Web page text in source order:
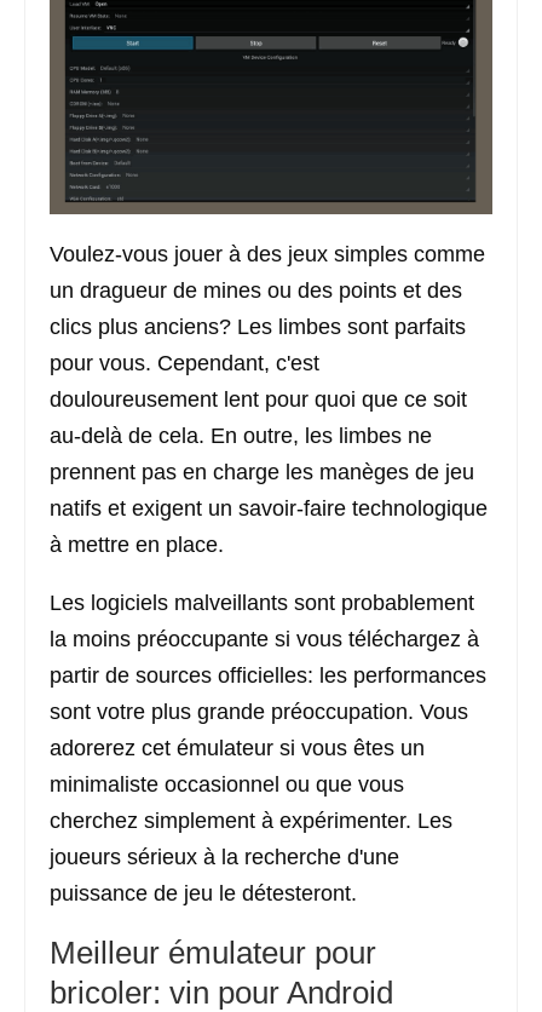
Voulez-vous jouer à des jeux simples comme
un dragueur de mines ou des points et des
clics plus anciens? Les limbes sont parfaits
pour vous. Cependant, c'est
douloureusement lent pour quoi que ce soit
au-delà de cela. En outre, les limbes ne
prennent pas en charge les manèges de jeu
natifs et exigent un savoir-faire technologique
à mettre en place.
Les logiciels malveillants sont probablement
la moins préoccupante si vous téléchargez à
partir de sources officielles: les performances
sont votre plus grande préoccupation. Vous
adorerez cet émulateur si vous êtes un
minimaliste occasionnel ou que vous
cherchez simplement à expérimenter. Les
joueurs sérieux à la recherche d'une
puissance de jeu le détesteront.
Meilleur émulateur pour
bricoler: vin pour Android